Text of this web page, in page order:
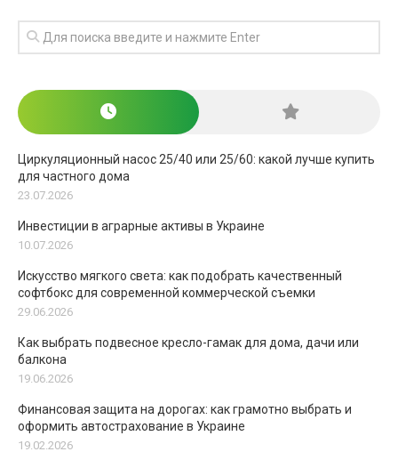
Циркуляционный насос 25/40 или 25/60: какой лучше купить
для частного дома
23.07.2026
Инвестиции в аграрные активы в Украине
10.07.2026
Искусство мягкого света: как подобрать качественный
софтбокс для современной коммерческой съемки
29.06.2026
Как выбрать подвесное кресло-гамак для дома, дачи или
балкона
19.06.2026
Финансовая защита на дорогах: как грамотно выбрать и
оформить автострахование в Украине
19.02.2026